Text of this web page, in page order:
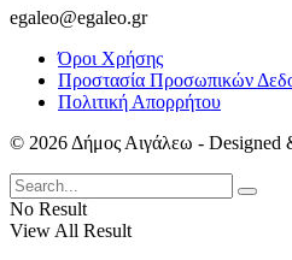
egaleo@egaleo.gr
Όροι Χρήσης
Προστασία Προσωπικών
Πολιτική Απορρήτου
© 2026 Δήμος Αιγάλεω - Designed
No Result
View All Result